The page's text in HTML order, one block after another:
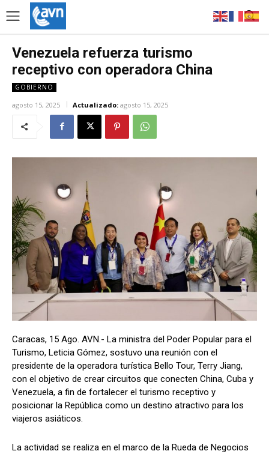
Venezuela refuerza turismo
receptivo con operadora China
GOBIERNO
agosto 15, 2025 Actualizado: agosto 15, 2025
Caracas, 15 Ago. AVN.- La ministra del Poder Popular para el
Turismo, Leticia Gómez, sostuvo una reunión con el
presidente de la operadora turística Bello Tour, Terry Jiang,
con el objetivo de crear circuitos que conecten China, Cuba y
Venezuela, a fin de fortalecer el turismo receptivo y
posicionar la República como un destino atractivo para los
viajeros asiáticos.
La actividad se realiza en el marco de la Rueda de Negocios